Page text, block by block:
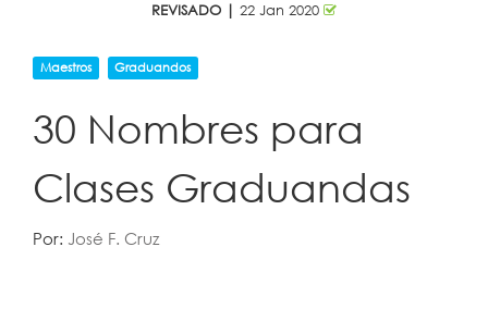
REVISADO | 22 Jan 2020
Maestros Graduandos
30 Nombres para
Clases Graduandas
Por: José F. Cruz